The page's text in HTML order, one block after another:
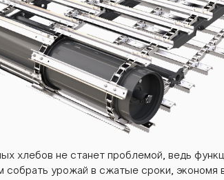
хлебов не станет проблемой, ведь
собрать урожай в сжатые сроки, экономя